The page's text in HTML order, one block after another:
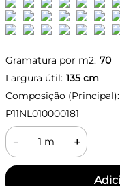
Gramatura por m2: 70
Largura útil: 135 cm
Composição (Principal):
P11NL010000181
＋
－